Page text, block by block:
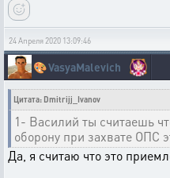
24 Апреля 2020 13:09:46
🎨VasyaMalevich
Цитата: Dmitrijj_Ivanov
1- Василий ты считаешь
оборону при захвате ОПС
Да, я считаю что это